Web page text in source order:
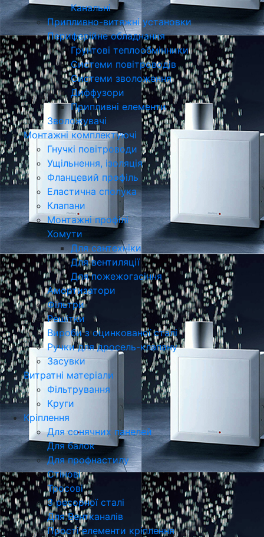
Канальні
Припливно-витяжні установки
Периферійне обладнання
Грунтові теплообмінники
Системи повітроводів
Системи зволоження
Диффузори
Припливні елементи
Зволожувачі
Монтажні комплектуючі
Гнучкі повітроводи
Ущільнення, ізоляція
Фланцевий профіль
Еластична сполука
Клапани
Монтажні профілі
Хомути
Для сантехніки
Для вентиляції
Для пожежогасіння
Амортизатори
Фільтри
Решітки
Вироби з оцинкованої сталі
Ручки для дросель-клапану
Засувки
Витратні матеріали
Фільтрування
Круги
Кріплення
Для сонячних панелей
Для балок
Для профнастилу
Стінові
Тросові
З ресорної сталі
Для Вентканалів
Прості елементи кріплення